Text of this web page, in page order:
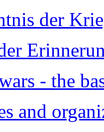
der
- the
and